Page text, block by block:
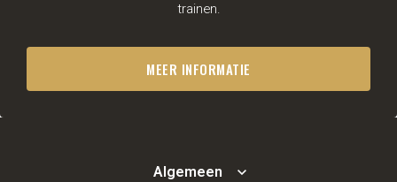
trainen.
MEER INFORMATIE
Algemeen